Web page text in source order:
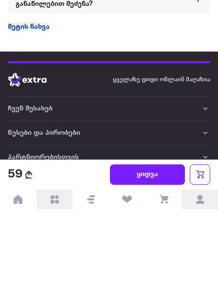
59 ყიდვა
განაწილებით შეძენა?
მეტის ნახვა
ყველაზე დიდი ონლაინ მაღაზია
ჩვენ შესახებ
წესები და პირობები
პარტნიორებისთვის
პოპულარული